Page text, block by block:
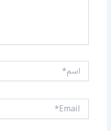
اسم*
Email*